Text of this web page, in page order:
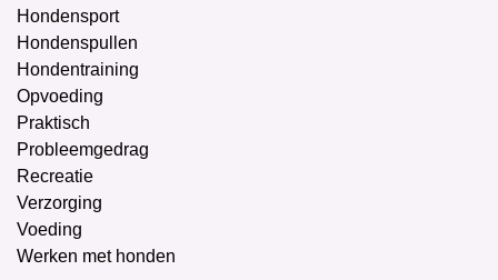
Hondensport
Hondenspullen
Hondentraining
Opvoeding
Praktisch
Probleemgedrag
Recreatie
Verzorging
Voeding
Werken met honden